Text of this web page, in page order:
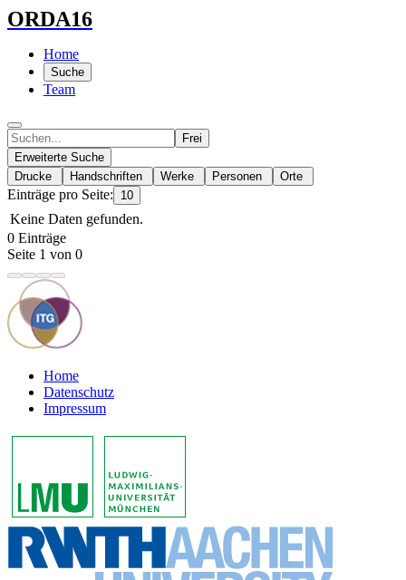
ORDA16
Home
Suche
Team
Frei
Erweiterte Suche
Drucke
Handschriften Werke Personen Orte
Einträge pro Seite: 10
Keine Daten gefunden.
0 Einträge
Seite 1 von 0
Home
Datenschutz
Impressum